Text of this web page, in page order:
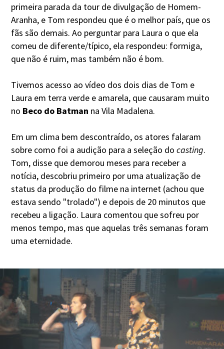
primeira parada da tour de divulgação de Homem-
Aranha, e Tom respondeu que é o melhor país, que os
fãs são demais. Ao perguntar para Laura o que ela
comeu de diferente/típico, ela respondeu: formiga,
que não é ruim, mas também não é bom.
Tivemos acesso ao vídeo dos dois dias de Tom e
Laura em terra verde e amarela, que causaram muito
no Beco do Batman na Vila Madalena.
Em um clima bem descontraído, os atores falaram
sobre como foi a audição para a seleção do casting.
Tom, disse que demorou meses para receber a
notícia, descobriu primeiro por uma atualização de
status da produção do filme na internet (achou que
estava sendo "trolado") e depois de 20 minutos que
recebeu a ligação. Laura comentou que sofreu por
menos tempo, mas que aquelas três semanas foram
uma eternidade.